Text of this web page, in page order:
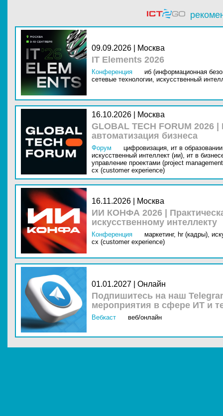
09.09.2026 | Москва
IT Elements 2026
Конференция
иб (информационная
сетевые технологии, искусственный
16.10.2026 | Москва
GLOBAL TECH FORUM
автоматизация бизнеса
Форум цифровизация, ит в
искусственный интеллект (ии), ит в
управление проектами (project
cx (customer experience)
16.11.2026 | Москва
ИИ КОНФА 2026 |
искусственному интеллекту
Конференция маркетинг, hr (кадры),
cx (customer experience)
01.01.2027 | Онлайн
Подпишитесь на наш
мероприятия в сфере ИТ и
Вебкаст веб/онлайн